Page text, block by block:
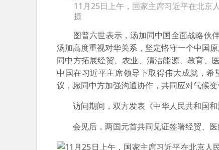
11月25日上午，国家主席习近平在北京
摄
图普六世表示，汤加同中国全面战略伙伴
汤加高度重视对华关系，坚定恪守一个中国
同中方拓展经贸、农业、清洁能源、教育、
中国在习近平主席领导下取得伟大成就，
议，愿同中方加强沟通协作，共同应对气候变
访问期间，双方发表《中华人民共和国和
会见后，两国元首共同见证签署经贸、医